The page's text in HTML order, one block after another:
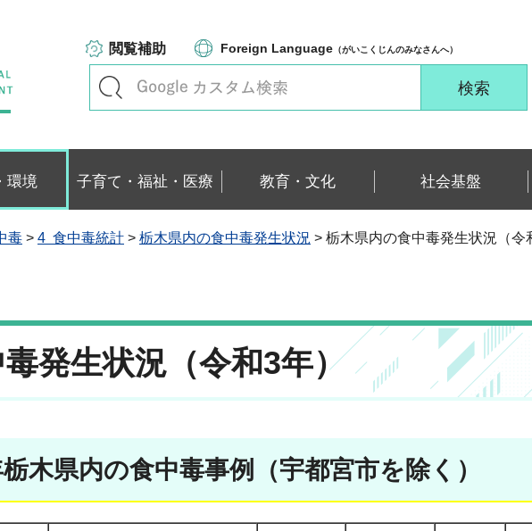
閲覧補助 Foreign Language （がいこくじんのみなさんへ）
環境 子育て・福祉・医療 教育・文化 社会基盤
毒 > 4 食中毒統計 > 栃木県内の食中毒発生状況 > 栃木県内の食中毒発生状況（令
発生状況（令和3年）
木県内の食中毒事例（宇都宮市を除く）